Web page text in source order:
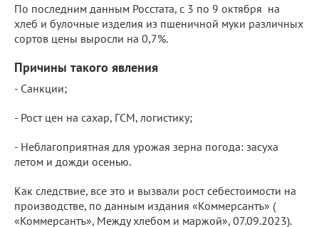
По последним данным Росстата, с 3 по 9 октября на
хлеб и булочные изделия из пшеничной муки различных
сортов цены выросли на 0,7%.
Причины такого явления
- Санкции;
- Рост цен на сахар, ГСМ, логистику;
- Неблагоприятная для урожая зерна погода: засуха
летом и дожди осенью.
Как следствие, все это и вызвали рост себестоимости на
производстве, по данным издания «Коммерсантъ» (
«Коммерсантъ», Между хлебом и маржой», 07.09.2023).